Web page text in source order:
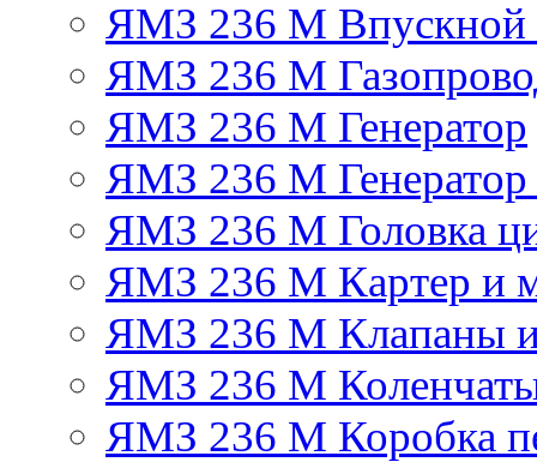
ЯМЗ 236 М Впускной
ЯМЗ 236 М
ЯМЗ 236 М Генератор
ЯМЗ 236 М Генератор
ЯМЗ 236 М Головка
ЯМЗ 236 М Картер и
ЯМЗ 236 М Клапаны и
ЯМЗ 236 М
ЯМЗ 236 М Коробка